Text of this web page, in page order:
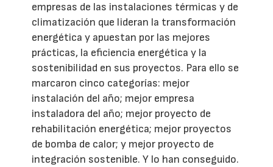
empresas de las instalaciones térmicas y de
climatización que lideran la transformación
energética y apuestan por las mejores
prácticas, la eficiencia energética y la
sostenibilidad en sus proyectos. Para ello se
marcaron cinco categorías: mejor
instalación del año; mejor empresa
instaladora del año; mejor proyecto de
rehabilitación energética; mejor proyectos
de bomba de calor; y mejor proyecto de
integración sostenible. Y lo han conseguido.